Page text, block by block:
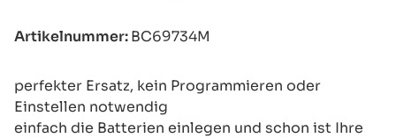
Artikelnummer:BC69734M
perfekter Ersatz, kein Programmieren oder
Einstellen notwendig
einfach die Batterien einlegen und schon ist Ihre